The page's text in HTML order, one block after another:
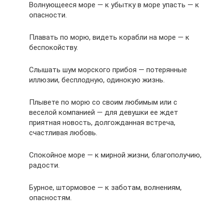
Волнующееся море — к убытку в море упасть — к
опасности.
Плавать по морю, видеть корабли на море — к
беспокойству.
Слышать шум морского прибоя — потерянные
иллюзии, бесплодную, одинокую жизнь.
Плывете по морю со своим любимым или с
веселой компанией — для девушки ее ждет
приятная новость, долгожданная встреча,
счастливая любовь.
Спокойное море — к мирной жизни, благополучию,
радости.
Бурное, штормовое — к заботам, волнениям,
опасностям.